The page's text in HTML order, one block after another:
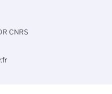
CNRS